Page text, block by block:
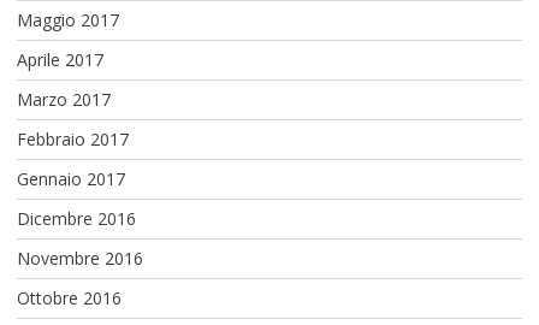
Maggio 2017
Aprile 2017
Marzo 2017
Febbraio 2017
Gennaio 2017
Dicembre 2016
Novembre 2016
Ottobre 2016